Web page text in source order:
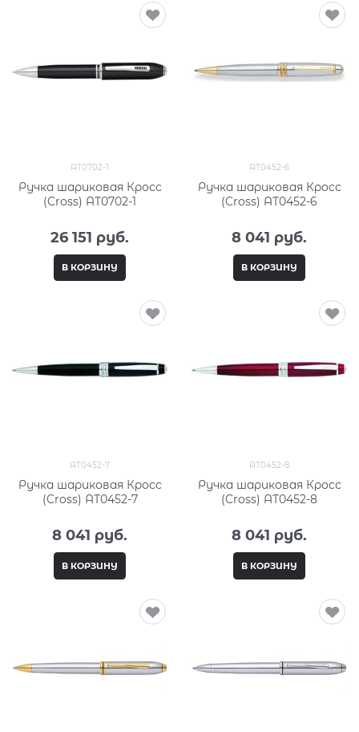
AT0702-1
Ручка шариковая Кросс
(Cross) AT0702-1
26 151 руб.
В КОРЗИНУ
AT0452-6
Ручка шариковая Кросс
(Cross) AT0452-6
8 041 руб.
В КОРЗИНУ
AT0452-7
Ручка шариковая Кросс
(Cross) AT0452-7
8 041 руб.
В КОРЗИНУ
AT0452-8
Ручка шариковая Кросс
(Cross) AT0452-8
8 041 руб.
В КОРЗИНУ